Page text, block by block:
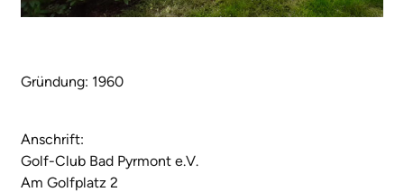
Gründung: 1960
Anschrift:
Golf-Club Bad Pyrmont e.V.
Am Golfplatz 2